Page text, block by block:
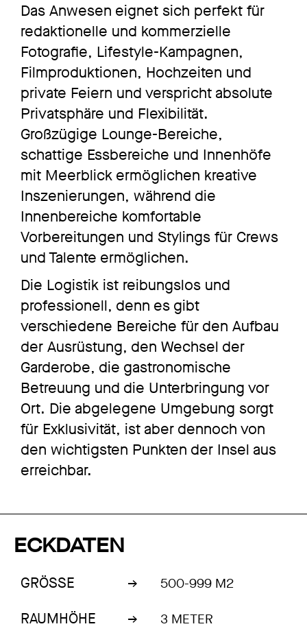
Das Anwesen eignet sich perfekt für
redaktionelle und kommerzielle
Fotografie, Lifestyle-Kampagnen,
Filmproduktionen, Hochzeiten und
private Feiern und verspricht absolute
Privatsphäre und Flexibilität.
Großzügige Lounge-Bereiche,
schattige Essbereiche und Innenhöfe
mit Meerblick ermöglichen kreative
Inszenierungen, während die
Innenbereiche komfortable
Vorbereitungen und Stylings für Crews
und Talente ermöglichen.
Die Logistik ist reibungslos und
professionell, denn es gibt
verschiedene Bereiche für den Aufbau
der Ausrüstung, den Wechsel der
Garderobe, die gastronomische
Betreuung und die Unterbringung vor
Ort. Die abgelegene Umgebung sorgt
für Exklusivität, ist aber dennoch von
den wichtigsten Punkten der Insel aus
erreichbar.
ECKDATEN
GRÖSSE 500-999 M2
RAUMHÖHE 3 METER